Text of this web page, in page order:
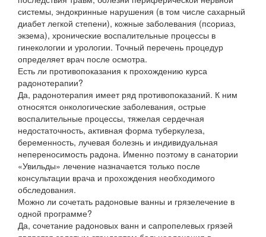
системы, эндокринные нарушения (в том числе сахарный
диабет легкой степени), кожные заболевания (псориаз,
экзема), хронические воспалительные процессы в
гинекологии и урологии. Точный перечень процедур
определяет врач после осмотра.
Есть ли противопоказания к прохождению курса
радонотерапии?
Да, радонотерапия имеет ряд противопоказаний. К ним
относятся онкологические заболевания, острые
воспалительные процессы, тяжелая сердечная
недостаточность, активная форма туберкулеза,
беременность, лучевая болезнь и индивидуальная
непереносимость радона. Именно поэтому в санатории
«Увильды» лечение назначается только после
консультации врача и прохождения необходимого
обследования.
Можно ли сочетать радоновые ванны и грязелечение в
одной программе?
Да, сочетание радоновых ванн и сапропелевых грязей